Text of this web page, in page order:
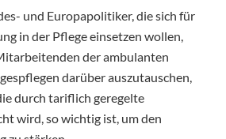
und Europapolitiker, die sich für
in der Pflege einsetzen wollen,
der ambulanten
darüber auszutauschen,
durch tariflich geregelte
wird, so wichtig ist, um den